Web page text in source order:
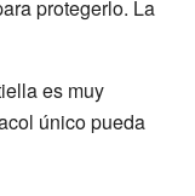
protegerlo. La
es muy
único pueda